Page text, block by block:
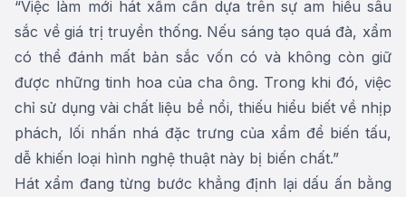
“Việc làm mới hát xẩm cần dựa trên sự am hiểu sâu
sắc về giá trị truyền thống. Nếu sáng tạo quá đà, xẩm
có thể đánh mất bản sắc vốn có và không còn giữ
được những tinh hoa của cha ông. Trong khi đó, việc
chỉ sử dụng vài chất liệu bề nổi, thiếu hiểu biết về nhịp
phách, lối nhấn nhá đặc trưng của xẩm để biến tấu,
dễ khiến loại hình nghệ thuật này bị biến chất.”
Hát xẩm đang từng bước khẳng định lại dấu ấn bằng